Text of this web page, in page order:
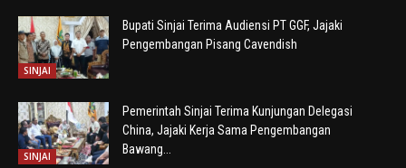
SINJAI
Bupati Sinjai Terima Audiensi PT GGF, Jajaki
Pengembangan Pisang Cavendish
SINJAI
Pemerintah Sinjai Terima Kunjungan Delegasi
China, Jajaki Kerja Sama Pengembangan
Bawang...